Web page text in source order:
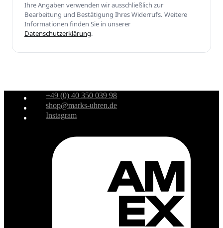
Ihre Angaben verwenden wir ausschließlich zur
Bearbeitung und Bestätigung Ihres Widerrufs. Weitere
Informationen finden Sie in unserer
Datenschutzerklärung.
+49 (0) 40 350 039 98
shop@marks-uhren.de
Instagram